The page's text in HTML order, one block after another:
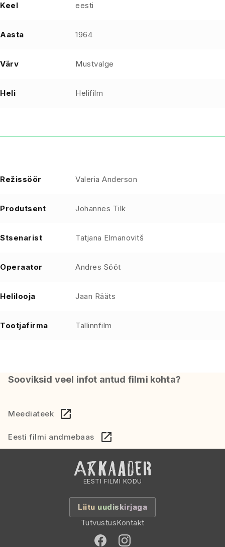
Keel eesti
Aasta 1964
Värv Mustvalge
Heli Helifilm
Režissöör Valeria Anderson
Produtsent Johannes Tilk
Stsenarist Tatjana Elmanovitš
Operaator Andres Sööt
Helilooja Jaan Rääts
Tootjafirma Tallinnfilm
Sooviksid veel infot antud filmi kohta?
Meediateek
Eesti filmi andmebaas
EESTI FILMI KODU
Liitu uudiskirjaga
TutvustusKontakt